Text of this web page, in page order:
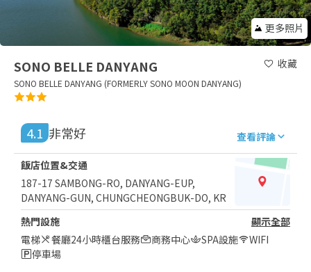
更多照片
SONO BELLE DANYANG
SONO BELLE DANYANG (FORMERLY SONO MOON DANYANG)
收藏
4.1 非常好 查看評論
飯店位置&交通
187-17 SAMBONG-RO, DANYANG-EUP,
DANYANG-GUN, CHUNGCHEONGBUK-DO, KR
熱門設施
顯示全部
電梯
餐廳24小時櫃台服務 商務中心 SPA設施
WIFI
停車場